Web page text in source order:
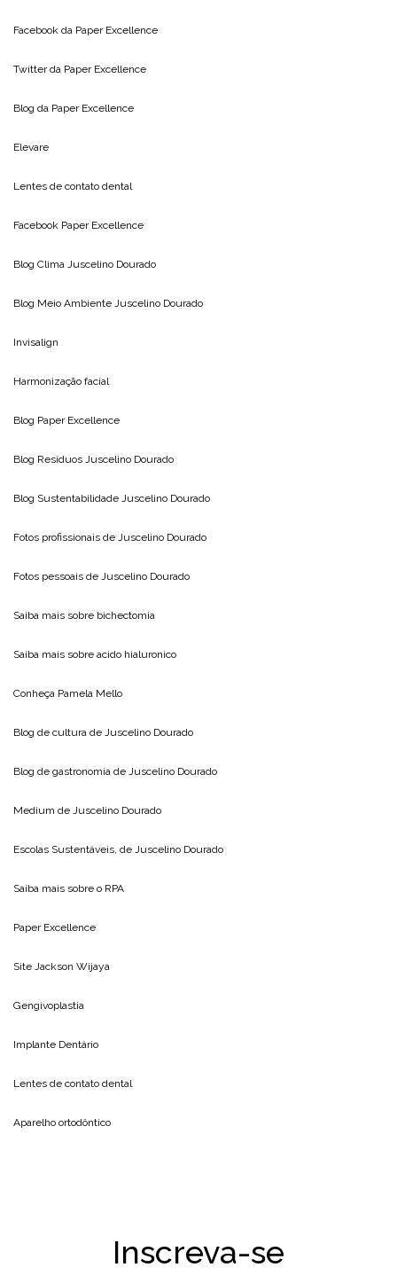
Facebook da Paper Excellence
Twitter da Paper Excellence
Blog da Paper Excellence
Elevare
Lentes de contato dental
Facebook Paper Excellence
Blog Clima Juscelino Dourado
Blog Meio Ambiente Juscelino Dourado
Invisalign
Harmonização facial
Blog Paper Excellence
Blog Resíduos Juscelino Dourado
Blog Sustentabilidade Juscelino Dourado
Fotos profissionais de Juscelino Dourado
Fotos pessoais de Juscelino Dourado
Saiba mais sobre bichectomia
Saiba mais sobre acido hialuronico
Conheça Pamela Mello
Blog de cultura de Juscelino Dourado
Blog de gastronomia de Juscelino Dourado
Medium de Juscelino Dourado
Escolas Sustentáveis, de Juscelino Dourado
Saiba mais sobre o RPA
Paper Excellence
Site Jackson Wijaya
Gengivoplastia
Implante Dentário
Lentes de contato dental
Aparelho ortodôntico
Inscreva-se